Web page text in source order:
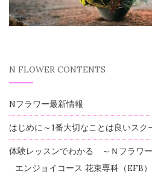
N FLOWER CONTENTS
Nフラワー最新情報
はじめに～1番大切なことは良いスク
体験レッスンでわかる ～Ｎフラワ
エンジョイコース 花束専科（EFB）